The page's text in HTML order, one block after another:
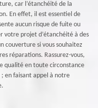
car l’étanchéité de la
En effet, il est essentiel de
aucun risque de fuite ou
votre projet d’étanchéité à des
couverture si vous souhaitez
réparations. Rassurez-vous,
qualité en toute circonstance
en faisant appel à notre